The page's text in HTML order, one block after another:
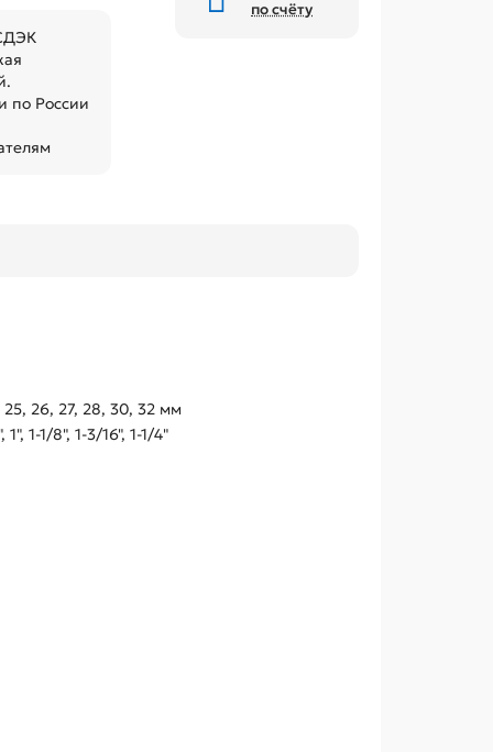
по России
по счёту
25, 26, 27, 28, 30, 32 мм
1-1/8", 1-3/16", 1-1/4"